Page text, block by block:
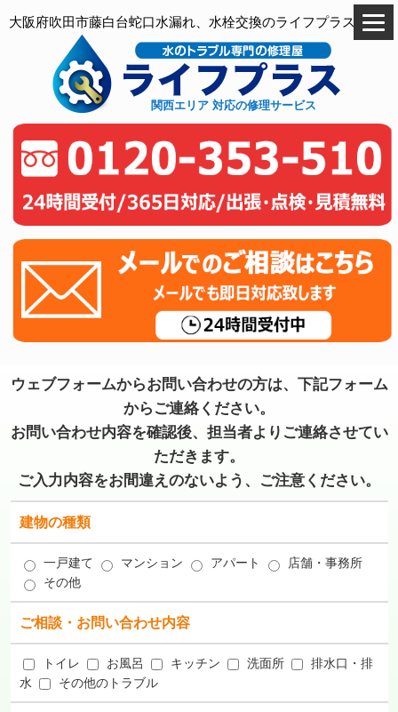
大阪府吹田市藤白台蛇口水漏れ、水栓交換のライフプラス
関西エリア 対応の修理サービス
ウェブフォームからお問い合わせの方は、下記フォーム
からご連絡ください。
お問い合わせ内容を確認後、担当者よりご連絡させてい
ただきます。
ご入力内容をお間違えのないよう、ご注意ください。
建物の種類
一戸建て マンション アパート
店舗・事務所
その他
ご相談・お問い合わせ内容
トイレ お風呂 キッチン 洗面所
排水口・排
水
その他のトラブル